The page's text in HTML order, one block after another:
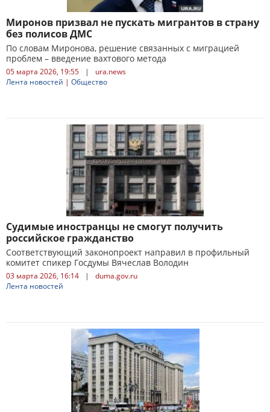
Миронов призвал не пускать мигрантов в страну
без полисов ДМС
По словам Миронова, решение связанных с миграцией
проблем – введение вахтового метода
05 марта 2026, 19:55 |
ura.news
Лента новостей | Общество
Судимые иностранцы не смогут получить
российское гражданство
Соответствующий законопроект направил в профильный
комитет спикер Госдумы Вячеслав Володин
03 марта 2026, 16:14 |
duma.gov.ru
Лента новостей